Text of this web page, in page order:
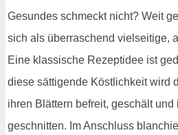
Gesundes schmeckt nicht? Weit
sich als überraschend vielseitige,
Eine klassische Rezeptidee ist
diese sättigende Köstlichkeit wird
ihren Blättern befreit, geschält und
geschnitten. Im Anschluss